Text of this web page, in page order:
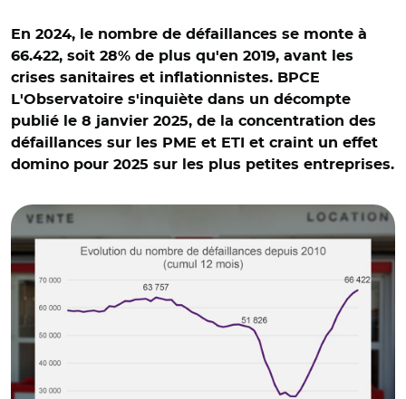
En 2024, le nombre de défaillances se monte à
66.422, soit 28% de plus qu'en 2019, avant les
crises sanitaires et inflationnistes. BPCE
L'Observatoire s'inquiète dans un décompte
publié le 8 janvier 2025, de la concentration des
défaillances sur les PME et ETI et craint un effet
domino pour 2025 sur les plus petites entreprises.